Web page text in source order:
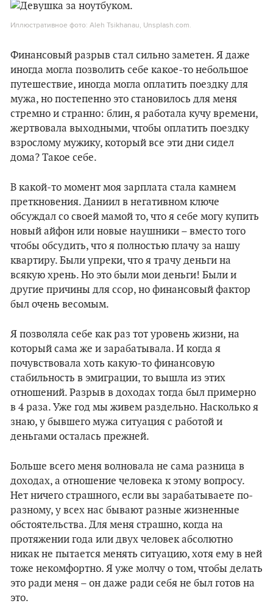
Иллюстративное фото: Aleh Tsikhanau, Unsplash.com.
Финансовый разрыв стал сильно заметен. Я даже
иногда могла позволить себе какое-то небольшое
путешествие, иногда могла оплатить поездку для
мужа, но постепенно это становилось для меня
стремно и странно: блин, я работала кучу времени,
жертвовала выходными, чтобы оплатить поездку
взрослому мужику, который все эти дни сидел
дома? Такое себе.
В какой-то момент моя зарплата стала камнем
преткновения. Даниил в негативном ключе
обсуждал со своей мамой то, что я себе могу купить
новый айфон или новые наушники – вместо того
чтобы обсудить, что я полностью плачу за нашу
квартиру. Были упреки, что я трачу деньги на
всякую хрень. Но это были мои деньги! Были и
другие причины для ссор, но финансовый фактор
был очень весомым.
Я позволяла себе как раз тот уровень жизни, на
который сама же и зарабатывала. И когда я
почувствовала хоть какую-то финансовую
стабильность в эмиграции, то вышла из этих
отношений. Разрыв в доходах тогда был примерно
в 4 раза. Уже год мы живем раздельно. Насколько я
знаю, у бывшего мужа ситуация с работой и
деньгами осталась прежней.
Больше всего меня волновала не сама разница в
доходах, а отношение человека к этому вопросу.
Нет ничего страшного, если вы зарабатываете по-
разному, у всех нас бывают разные жизненные
обстоятельства. Для меня страшно, когда на
протяжении года или двух человек абсолютно
никак не пытается менять ситуацию, хотя ему в ней
тоже некомфортно. Я уже молчу о том, чтобы делать
это ради меня – он даже ради себя не был готов на
это.